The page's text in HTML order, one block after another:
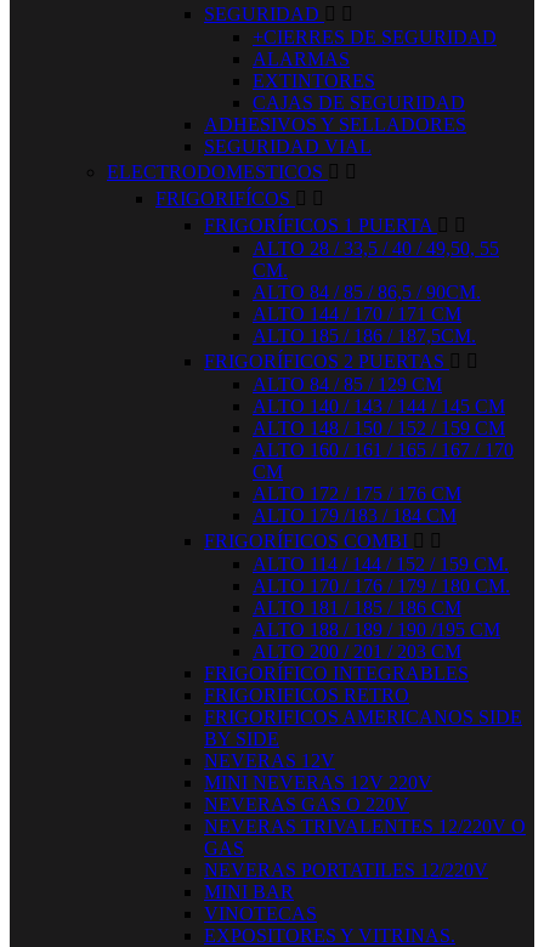
SEGURIDAD  
+CIERRES DE SEGURIDAD
ALARMAS
EXTINTORES
CAJAS DE SEGURIDAD
ADHESIVOS Y SELLADORES
SEGURIDAD VIAL
ELECTRODOMESTICOS  
FRIGORIFÍCOS  
FRIGORÍFICOS 1 PUERTA  
ALTO 28 / 33,5 / 40 / 49,50, 55
CM.
ALTO 84 / 85 / 86,5 / 90CM.
ALTO 144 / 170 / 171 CM
ALTO 185 / 186 / 187,5CM.
FRIGORÍFICOS 2 PUERTAS  
ALTO 84 / 85 / 129 CM
ALTO 140 / 143 / 144 / 145 CM
ALTO 148 / 150 / 152 / 159 CM
ALTO 160 / 161 / 165 / 167 / 170
CM
ALTO 172 / 175 / 176 CM
ALTO 179 /183 / 184 CM
FRIGORÍFICOS COMBI  
ALTO 114 / 144 / 152 / 159 CM.
ALTO 170 / 176 / 179 / 180 CM.
ALTO 181 / 185 / 186 CM
ALTO 188 / 189 / 190 /195 CM
ALTO 200 / 201 / 203 CM
FRIGORÍFICO INTEGRABLES
FRIGORIFICOS RETRO
FRIGORIFICOS AMERICANOS SIDE
BY SIDE
NEVERAS 12V
MINI NEVERAS 12V 220V
NEVERAS GAS O 220V
NEVERAS TRIVALENTES 12/220V O
GAS
NEVERAS PORTATILES 12/220V
MINI BAR
VINOTECAS
EXPOSITORES Y VITRINAS.